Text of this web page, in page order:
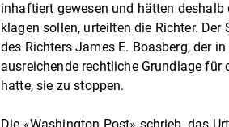
inhaftiert gewesen und hätten
klagen sollen, urteilten die Richter.
des Richters James E. Boasberg, der
ausreichende rechtliche Grundlage für
hatte, sie zu stoppen.